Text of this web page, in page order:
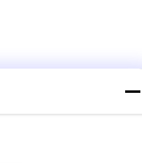
Heqiao, Nghi Hưng,